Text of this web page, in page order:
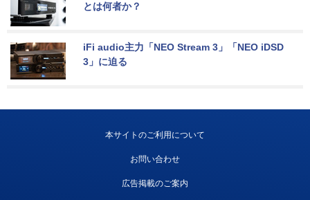
とは何者か？
iFi audio主力「NEO Stream 3」「NEO iDSD
3」に迫る
本サイトのご利用について
お問い合わせ
広告掲載のご案内